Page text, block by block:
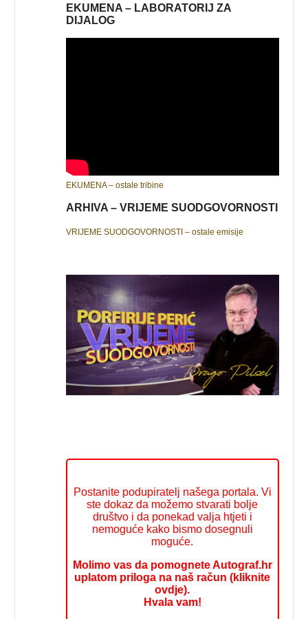
EKUMENA – LABORATORIJ ZA
DIJALOG
EKUMENA – ostale tribine
ARHIVA – VRIJEME SUODGOVORNOSTI
VRIJEME SUODGOVORNOSTI – ostale emisije
Postanite podupiratelj našega portala. Vi
ste dokaz da možemo stvarati bolje
društvo i da ponekad valja htjeti i
nemoguće kako bismo dosegnuli
moguće.
Molimo vas da pomognete Autograf.hr
uplatom priloga na naš račun (kliknite
ovdje).
Hvala vam!